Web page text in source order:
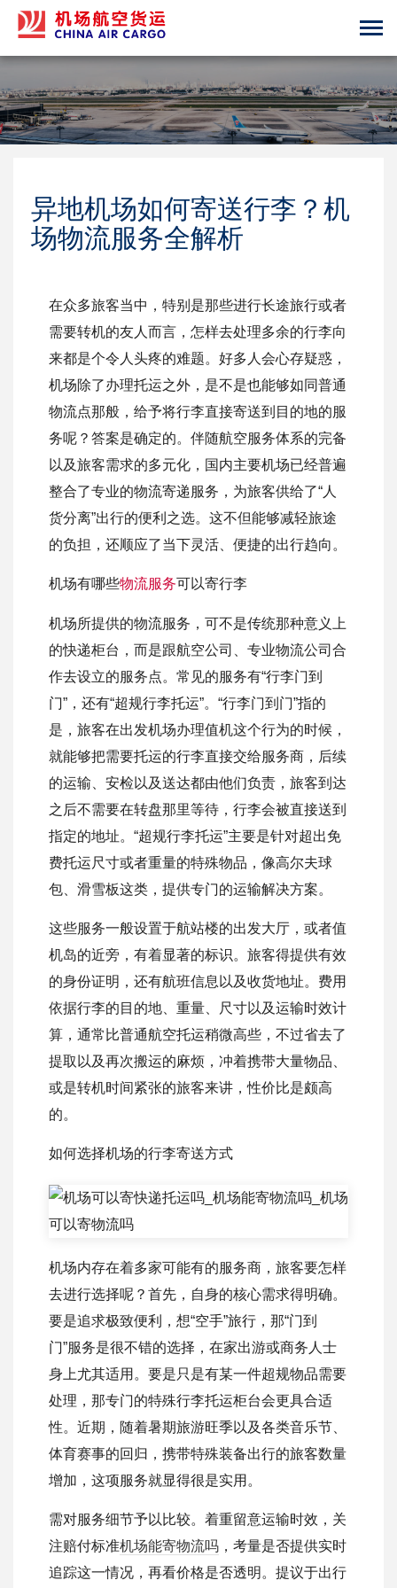
Toggle
异地机场如何寄送行李？机
场物流服务全解析
在众多旅客当中，特别是那些进行长途旅行或者
需要转机的友人而言，怎样去处理多余的行李向
来都是个令人头疼的难题。好多人会心存疑惑，
机场除了办理托运之外，是不是也能够如同普通
物流点那般，给予将行李直接寄送到目的地的服
务呢？答案是确定的。伴随航空服务体系的完备
以及旅客需求的多元化，国内主要机场已经普遍
整合了专业的物流寄递服务，为旅客供给了“人
货分离”出行的便利之选。这不但能够减轻旅途
的负担，还顺应了当下灵活、便捷的出行趋向。
机场有哪些物流服务可以寄行李
机场所提供的物流服务，可不是传统那种意义上
的快递柜台，而是跟航空公司、专业物流公司合
作去设立的服务点。常见的服务有“行李门到
门”，还有“超规行李托运”。“行李门到门”指的
是，旅客在出发机场办理值机这个行为的时候，
就能够把需要托运的行李直接交给服务商，后续
的运输、安检以及送达都由他们负责，旅客到达
之后不需要在转盘那里等待，行李会被直接送到
指定的地址。“超规行李托运”主要是针对超出免
费托运尺寸或者重量的特殊物品，像高尔夫球
包、滑雪板这类，提供专门的运输解决方案。
这些服务一般设置于航站楼的出发大厅，或者值
机岛的近旁，有着显著的标识。旅客得提供有效
的身份证明，还有航班信息以及收货地址。费用
依据行李的目的地、重量、尺寸以及运输时效计
算，通常比普通航空托运稍微高些，不过省去了
提取以及再次搬运的麻烦，冲着携带大量物品、
或是转机时间紧张的旅客来讲，性价比是颇高
的。
如何选择机场的行李寄送方式
机场内存在着多家可能有的服务商，旅客要怎样
去进行选择呢？首先，自身的核心需求得明确。
要是追求极致便利，想“空手”旅行，那“门到
门”服务是很不错的选择，在家出游或商务人士
身上尤其适用。要是只是有某一件超规物品需要
处理，那专门的特殊行李托运柜台会更具合适
性。近期，随着暑期旅游旺季以及各类音乐节、
体育赛事的回归，携带特殊装备出行的旅客数量
增加，这项服务就显得很是实用。
需对服务细节予以比较。着重留意运输时效，关
注赔付标准机场能寄物流吗 ，考量是否提供实时
追踪这一情况，再看价格是否透明。提议于出行